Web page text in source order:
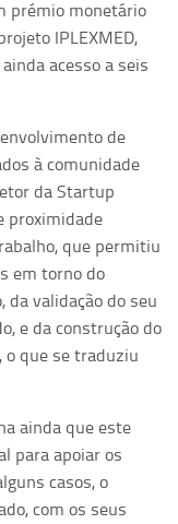
prémio monetário
IPLEXMED,
acesso a seis
de
à comunidade
da Startup
proximidade
que permitiu
em torno do
da validação do seu
e da construção do
que se traduziu
ainda que este
para apoiar os
casos, o
com os seus